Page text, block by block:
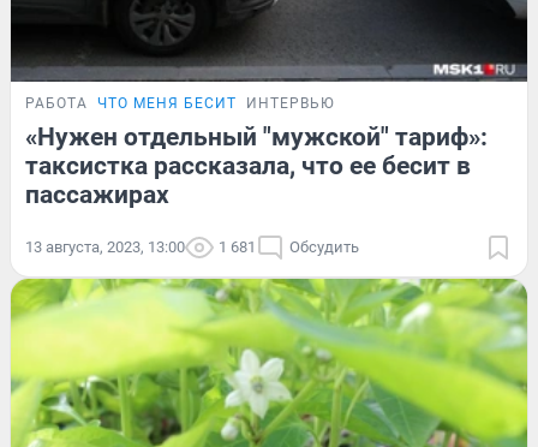
РАБОТА ЧТО МЕНЯ БЕСИТ ИНТЕРВЬЮ
«Нужен отдельный "мужской" тариф»:
таксистка рассказала, что ее бесит в
пассажирах
13 августа, 2023, 13:00 1 681 Обсудить